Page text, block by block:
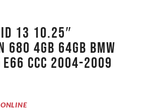
13 10.25″
4GB 64GB BMW
CCC 2004-2009